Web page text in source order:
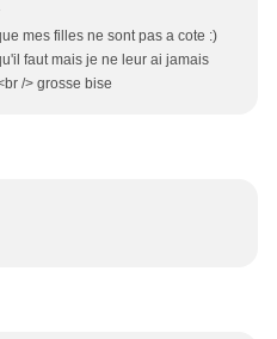
mes filles ne sont pas a cote :)
faut mais je ne leur ai jamais
/> grosse bise